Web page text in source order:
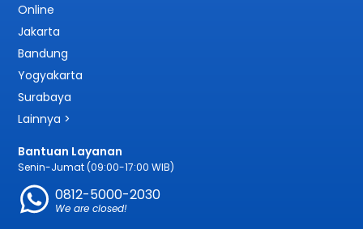
Online
Jakarta
Bandung
Yogyakarta
Surabaya
Lainnya >
Bantuan Layanan
Senin-Jumat (09:00-17:00 WIB)
0812-5000-2030
We are closed!